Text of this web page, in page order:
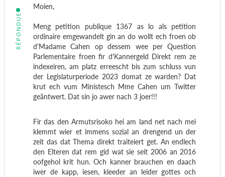
RÉPONDUE
Moien,
Meng petition publique 1367 as lo als petition
ordinaire emgewandelt gin an do wollt ech froen ob
d'Madame Cahen op dessem wee per Question
Parlementaire froen fir d'Kannergeld Direkt rem ze
indexeiren, am platz erreescht bis zum schluss vun
der Legislaturperiode 2023 domat ze warden? Dat
krut ech vum Ministesch Mme Cahen um Twitter
geäntwert. Dat sin jo awer nach 3 joer!!!
Fir das den Armutsrisoko hei am land net nach mei
klemmt wier et immens sozial an drengend un der
zeit das dat Thema direkt traiteiert get. An endlech
den Elteren dat rem gid wat sie seit 2006 an 2016
oofgehol krit hun. Och kanner brauchen en daach
iwer de kapp, iesen, kleeder an leider gottes och